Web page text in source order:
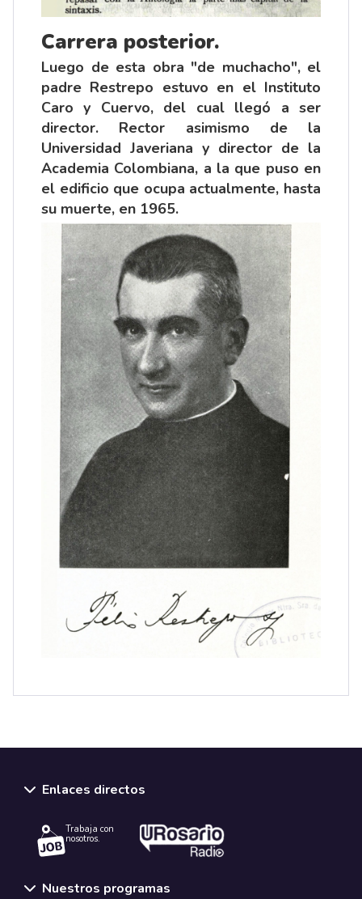
Carrera posterior.
Luego de esta obra "de muchacho", el
padre Restrepo estuvo en el Instituto
Caro y Cuervo, del cual llegó a ser
director. Rector asimismo de la
Universidad Javeriana y director de la
Academia Colombiana, a la que puso en
el edificio que ocupa actualmente, hasta
su muerte, en 1965.
Enlaces directos
Trabaja con
nosotros.
Nuestros programas